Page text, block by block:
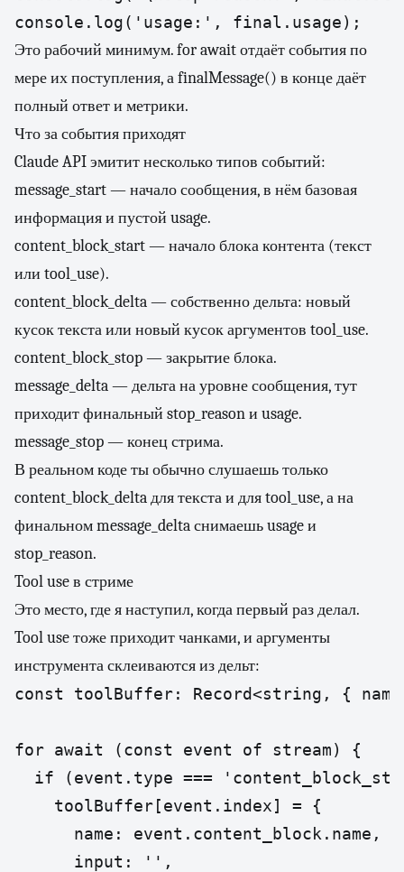
console.log('usage:', final.usage);
Это рабочий минимум. for await отдаёт события по
мере их поступления, а finalMessage() в конце даёт
полный ответ и метрики.
Что за события приходят
Claude API эмитит несколько типов событий:
message_start — начало сообщения, в нём базовая
информация и пустой usage.
content_block_start — начало блока контента (текст
или tool_use).
content_block_delta — собственно дельта: новый
кусок текста или новый кусок аргументов tool_use.
content_block_stop — закрытие блока.
message_delta — дельта на уровне сообщения, тут
приходит финальный stop_reason и usage.
message_stop — конец стрима.
В реальном коде ты обычно слушаешь только
content_block_delta для текста и для tool_use, а на
финальном message_delta снимаешь usage и
stop_reason.
Tool use в стриме
Это место, где я наступил, когда первый раз делал.
Tool use тоже приходит чанками, и аргументы
инструмента склеиваются из дельт:
const toolBuffer: Record<string, {
for await (const event of stream) {
if (event.type ===
    toolBuffer[event.index] = {
      name: event.content_block.name,
      input: '',